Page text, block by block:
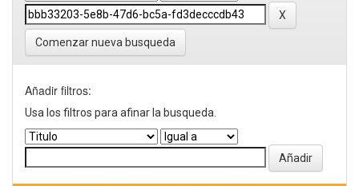
Comenzar nueva busqueda
Añadir filtros:
Usa los filtros para afinar la busqueda.